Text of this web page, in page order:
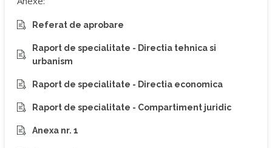
Referat de aprobare
Raport de specialitate - Directia tehnica si
urbanism
Raport de specialitate - Directia economica
Raport de specialitate - Compartiment juridic
Anexa nr. 1